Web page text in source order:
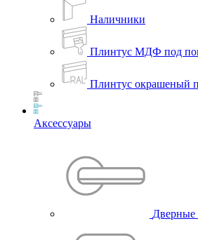
Наличники
Плинтус МДФ под
Плинтус окрашеный
Аксессуары
Дверные